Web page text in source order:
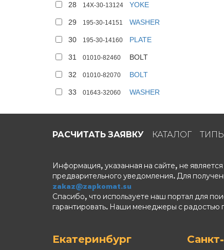
28 14X-30-13124 YOKE
29 195-30-14151 WASHER
30 195-30-14160 PLATE
31 01010-82460 BOLT
32 01010-82070 BOLT
33 01643-32060 WASHER
РАСЧИТАТЬ ЗАЯВКУ КАТАЛОГ
Информация, указанная на сайте, не
предварительного уведомления. Для
zakaz@zapkomat.su
Спасибо, что используете наш портал для
гарантировать. Наши менеджеры с радостью
Екатеринбург